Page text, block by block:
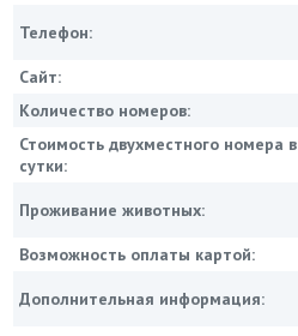
Телефон:
Сайт:
Количество номеров:
Стоимость двухместного номера в
сутки:
Проживание животных:
Возможность оплаты картой:
Дополнительная информация: